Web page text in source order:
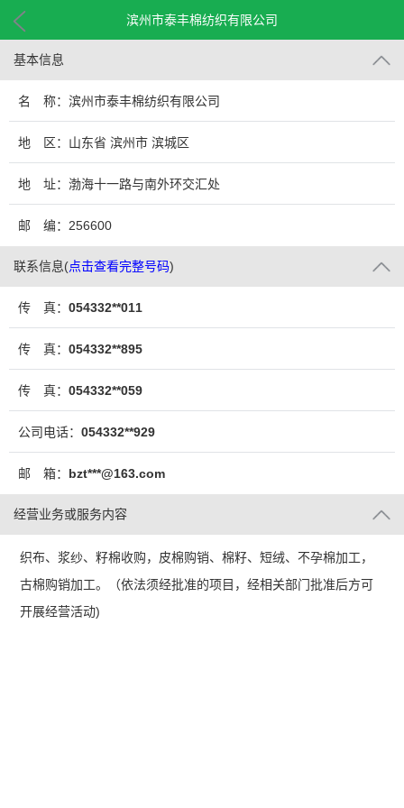
滨州市泰丰棉纺织有限公司
基本信息
名 称：滨州市泰丰棉纺织有限公司
地 区：山东省 滨州市 滨城区
地 址：渤海十一路与南外环交汇处
邮 编：256600
联系信息(点击查看完整号码)
传 真： 054332**011
传 真： 054332**895
传 真： 054332**059
公司电话： 054332**929
邮 箱： bzt***@163.com
经营业务或服务内容
织布、浆纱、籽棉收购，皮棉购销、棉籽、短绒、不孕棉加工，
古棉购销加工。（依法须经批准的项目，经相关部门批准后方可
开展经营活动)